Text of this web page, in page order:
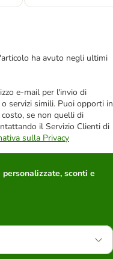
ha avuto negli ultimi
e-mail per l'invio di
servizi simili. Puoi opporti in
se non quelli di
il Servizio Clienti di
sulla Privacy
sconti e